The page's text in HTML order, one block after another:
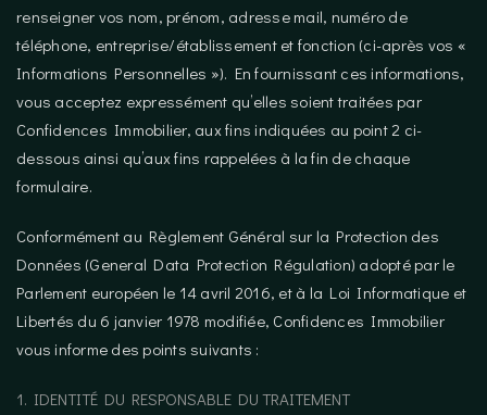
renseigner vos nom, prénom, adresse mail, numéro de
téléphone, entreprise/établissement et fonction (ci-après vos «
Informations Personnelles »). En fournissant ces informations,
vous acceptez expressément qu’elles soient traitées par
Confidences Immobilier, aux fins indiquées au point 2 ci-
dessous ainsi qu’aux fins rappelées à la fin de chaque
formulaire.
Conformément au Règlement Général sur la Protection des
Données (General Data Protection Régulation) adopté par le
Parlement européen le 14 avril 2016, et à la Loi Informatique et
Libertés du 6 janvier 1978 modifiée, Confidences Immobilier
vous informe des points suivants :
1. IDENTITÉ DU RESPONSABLE DU TRAITEMENT